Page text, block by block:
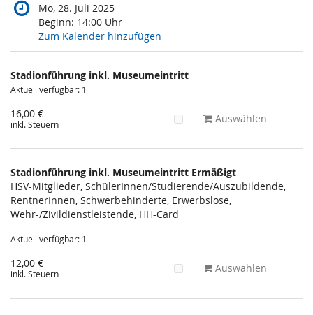
Mo, 28. Juli 2025
Beginn: 14:00 Uhr
Zum Kalender hinzufügen
Produkte
Unkategorisierte
Produkte
Stadionführung inkl. Museumeintritt
Aktuell verfügbar: 1
16,00 €
inkl. Steuern Auswählen
Stadionführung inkl. Museumeintritt Ermäßigt
HSV-Mitglieder, SchülerInnen/Studierende/Auszubildende,
RentnerInnen, Schwerbehinderte, Erwerbslose,
Wehr-/Zivildienstleistende, HH-Card
Aktuell verfügbar: 1
12,00 €
inkl. Steuern Auswählen